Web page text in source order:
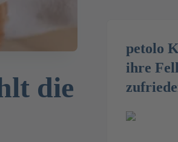
die
petolo
ihre